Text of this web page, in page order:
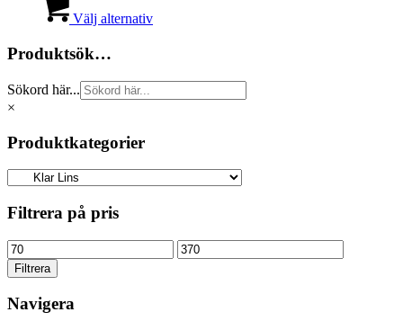
väljas
Välj alternativhär
varianter.
De
Produktsök…
Sökord här...
×
Produktkategorier
Filtrera på pris
Min
pris
Max
pris
Filtrera
Navigera